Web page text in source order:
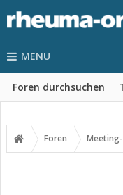
MENU
Foren durchsuchen
Foren